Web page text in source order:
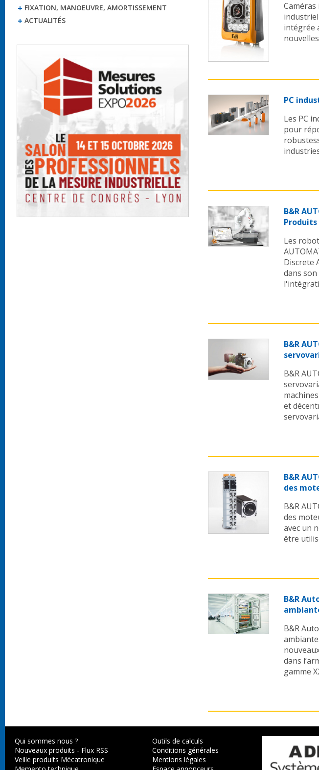
FIXATION, MANOEUVRE, AMORTISSEMENT
ACTUALITÉS
intégrée
PC
Les PC
pour
B&R
Produits
Les
Discrete
dans
B&R
B&R
et
B&R
des
B&R
des
avec un
être
B&R
B&R
dans
gamme
Qui sommes nous ?
Nouveaux produits - Flux RSS
Veille produits Mécatronique
Outils de calculs
Conditions générales
Mentions légales